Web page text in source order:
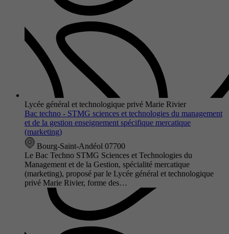
Lycée général et technologique privé Marie Rivier
Bac techno - STMG sciences et technologies du management
et de la gestion enseignement spécifique mercatique
(marketing)
Bourg-Saint-Andéol 07700
Le Bac Techno STMG Sciences et Technologies du
Management et de la Gestion, spécialité mercatique
(marketing), proposé par le Lycée général et technologique
privé Marie Rivier, forme des…